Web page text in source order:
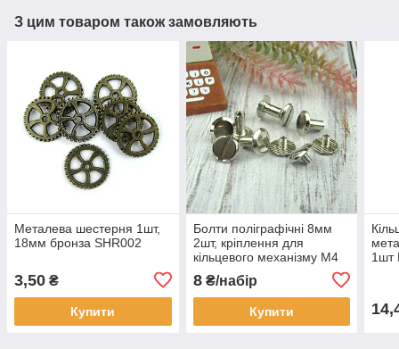
З цим товаром також замовляють
Металева шестерня 1шт,
18мм бронза SHR002
3,50 ₴
Купити
Болти поліграфічні 8мм
2шт, кріплення для
кільцевого механізму М4
8₴/набір
Купити
1шт